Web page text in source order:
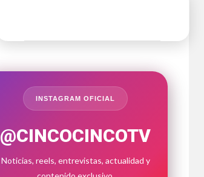
INSTAGRAM OFICIAL
@CINCOCINCOTV
Noticias, reels, entrevistas, actualidad y